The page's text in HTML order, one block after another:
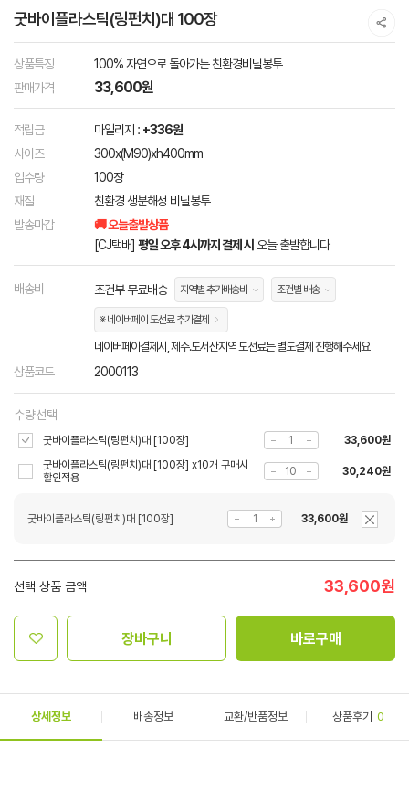
굿바이플라스틱(링펀치)대 100장
상품특징
100% 자연으로 돌아가는 친환경비닐봉투
판매가격
33,600원
적립금 마일리지 : +336원
사이즈
300x(M90)xh400mm
입수량
100장
재질
친환경 생분해성 비닐봉투
발송마감
🚚 오늘출발상품
[CJ택배] 평일 오후 4시까지 결제 시 오늘 출발합니다
배송비 조건부 무료배송 지역별 추가배송비 조건별 배송
※ 네이버페이 도선료 추가결제
네이버페이결제시, 제주.도서산지역 도선료는 별도결제 진행해주세요
상품코드 2000113
수량선택
굿바이플라스틱(링펀치)대 [100장]
33,600원
굿바이플라스틱(링펀치)대 [100장] x10개 구매시
할인적용
30,240원
굿바이플라스틱(링펀치)대 [100장] 33,600원
선택 상품 금액 33,600원
장바구니 바로구매
상세정보 배송정보 교환/반품정보 상품후기 0